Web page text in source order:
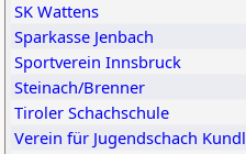
SK Wattens
Sparkasse Jenbach
Sportverein Innsbruck
Steinach/Brenner
Tiroler Schachschule
Verein für Jugendschach Kundl